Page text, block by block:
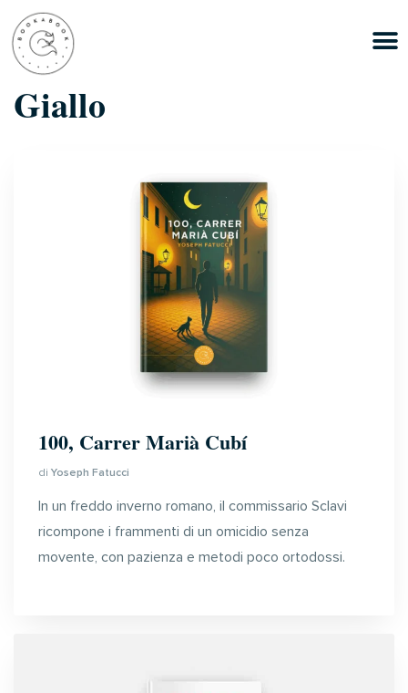
Giallo
100, Carrer Marià Cubí
di Yoseph Fatucci
In un freddo inverno romano, il commissario Sclavi
ricompone i frammenti di un omicidio senza
movente, con pazienza e metodi poco ortodossi.